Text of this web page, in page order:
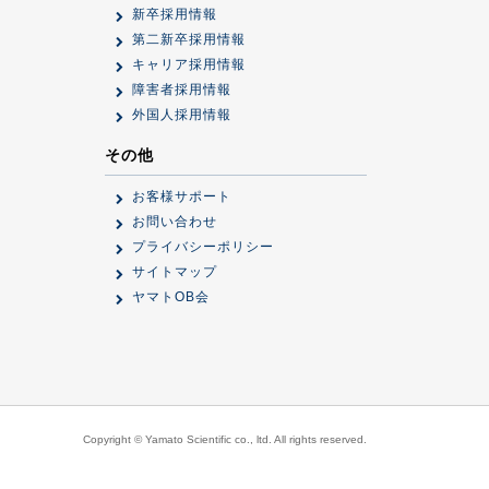
新卒採用情報
第二新卒採用情報
キャリア採用情報
障害者採用情報
外国人採用情報
その他
お客様サポート
お問い合わせ
プライバシーポリシー
サイトマップ
ヤマトOB会
Copyright © Yamato Scientific co., ltd. All rights reserved.